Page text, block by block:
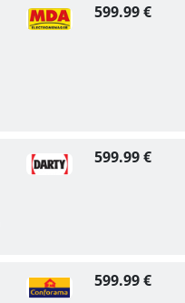
599.99 €
599.99 €
599.99 €